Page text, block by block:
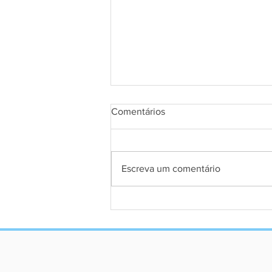
à Paridade Estratégica
Comentários
Escreva um comentário